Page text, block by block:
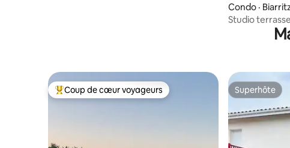
Condo ·
Studio
Coup de cœur voyageurs parmi les plus aimés
Coup de cœur voyageurs Superhôte
Superhôte